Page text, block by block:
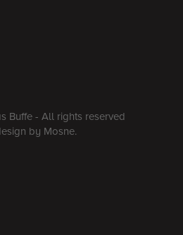
Buffe - All rights reserved
by Mosne.